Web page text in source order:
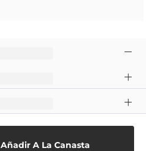
Añadir A La Canasta